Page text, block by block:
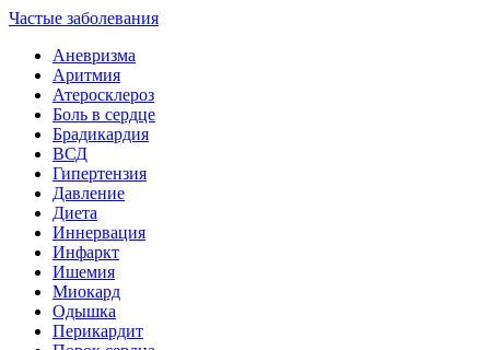
Частые заболевания
Аневризма
Аритмия
Атеросклероз
Боль в сердце
Брадикардия
ВСД
Гипертензия
Давление
Диета
Иннервация
Инфаркт
Ишемия
Миокард
Одышка
Перикардит